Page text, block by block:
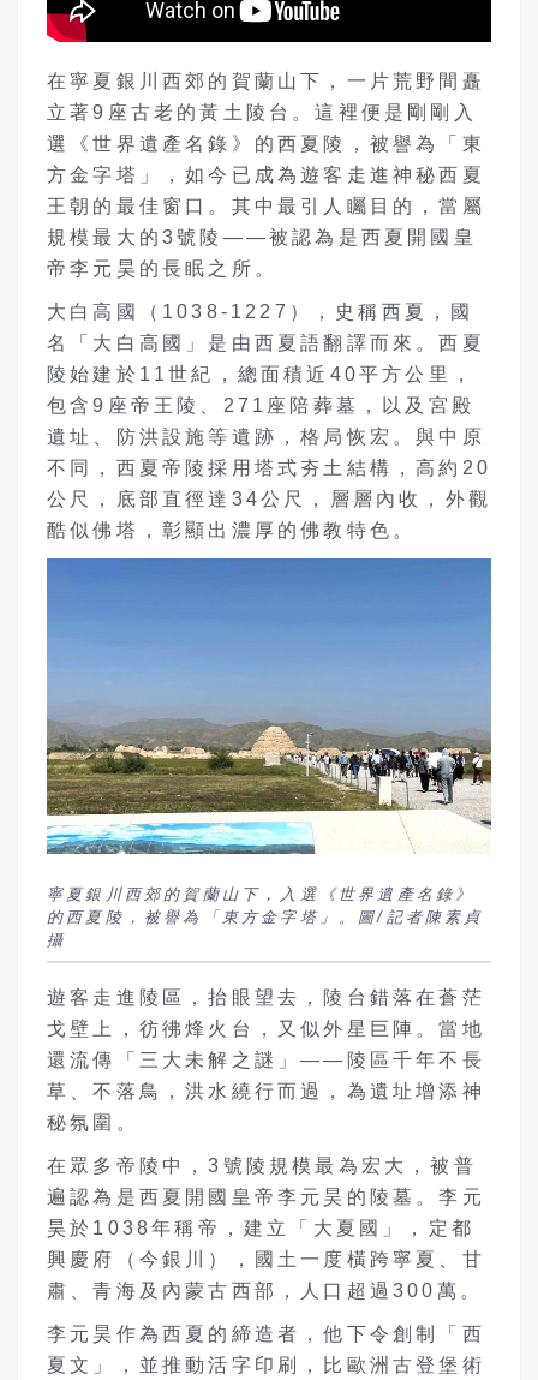
在寧夏銀川西郊的賀蘭山下，一片荒野間矗
立著9座古老的黃土陵台。這裡便是剛剛入
選《世界遺產名錄》的西夏陵，被譽為「東
方金字塔」，如今已成為遊客走進神秘西夏
王朝的最佳窗口。其中最引人矚目的，當屬
規模最大的3號陵——被認為是西夏開國皇
帝李元昊的長眠之所。
大白高國（1038-1227），史稱西夏，國
名「大白高國」是由西夏語翻譯而來。西夏
陵始建於11世紀，總面積近40平方公里，
包含9座帝王陵、271座陪葬墓，以及宮殿
遺址、防洪設施等遺跡，格局恢宏。與中原
不同，西夏帝陵採用塔式夯土結構，高約20
公尺，底部直徑達34公尺，層層內收，外觀
酷似佛塔，彰顯出濃厚的佛教特色。
寧夏銀川西郊的賀蘭山下，入選《世界遺產名錄》
的西夏陵，被譽為「東方金字塔」。圖/記者陳素貞
攝
遊客走進陵區，抬眼望去，陵台錯落在蒼茫
戈壁上，彷彿烽火台，又似外星巨陣。當地
還流傳「三大未解之謎」——陵區千年不長
草、不落鳥，洪水繞行而過，為遺址增添神
秘氛圍。
在眾多帝陵中，3號陵規模最為宏大，被普
遍認為是西夏開國皇帝李元昊的陵墓。李元
昊於1038年稱帝，建立「大夏國」，定都
興慶府（今銀川），國土一度橫跨寧夏、甘
肅、青海及內蒙古西部，人口超過300萬。
李元昊作為西夏的締造者，他下令創制「西
夏文」，並推動活字印刷，比歐洲古登堡術